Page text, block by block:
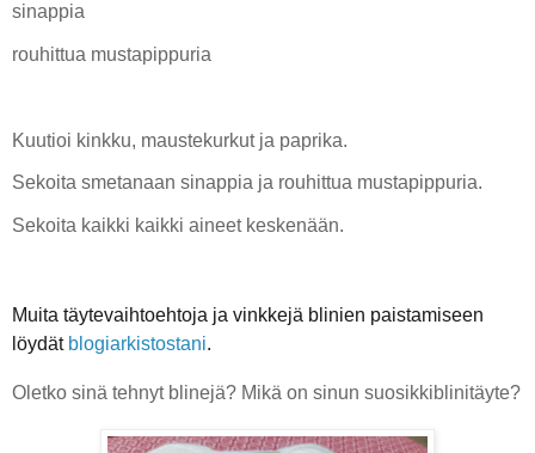
sinappia
rouhittua mustapippuria
Kuutioi kinkku, maustekurkut ja paprika.
Sekoita smetanaan sinappia ja rouhittua mustapippuria.
Sekoita kaikki kaikki aineet keskenään.
Muita täytevaihtoehtoja ja vinkkejä blinien paistamiseen
löydät blogiarkistostani.
Oletko sinä tehnyt blinejä? Mikä on sinun suosikkiblinitäyte?